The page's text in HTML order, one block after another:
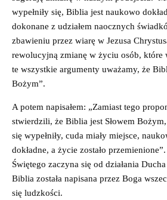
wypełniły się, Biblia jest naukowo
dokonane z udziałem naocznych
zbawieniu przez wiarę w Jezusa
rewolucyjną zmianę w życiu osób, które
te wszystkie argumenty uważamy, że
Bożym”.
A potem napisałem: „Zamiast tego
stwierdzili, że Biblia jest Słowem
się wypełniły, cuda miały miejsce,
dokładne, a życie zostało
Świętego zaczyna się od działania
Biblia została napisana przez Boga
się ludzkości.